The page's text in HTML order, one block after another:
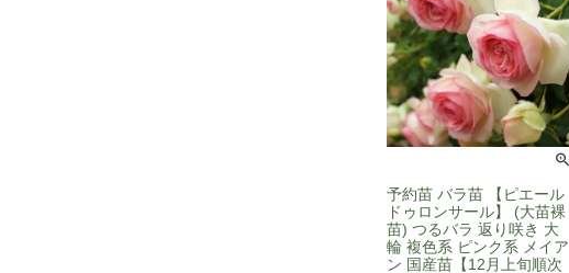
予約苗 バラ苗 【ピエール
ドゥロンサール】 (大苗裸
苗) つるバラ 返り咲き 大
輪 複色系 ピンク系 メイア
ン 国産苗【12月上旬順次